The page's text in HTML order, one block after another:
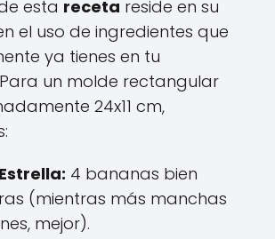
esta receta reside en su
el uso de ingredientes que
ya tienes en tu
un molde rectangular
24x11 cm,
4 bananas bien
(mientras más manchas
mejor).